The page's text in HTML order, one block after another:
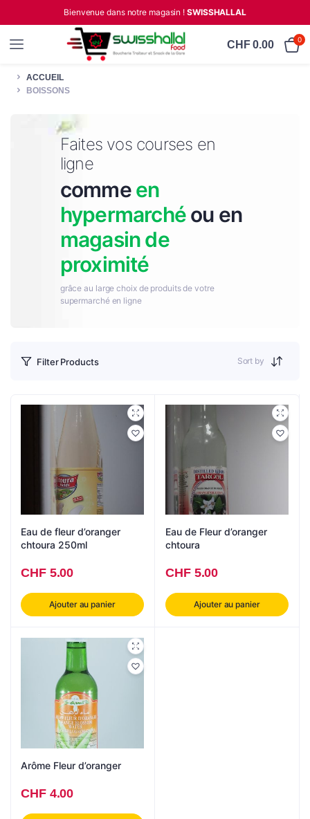
Bienvenue dans notre magasin ! SWISSHALLAL
CHF0.00 0
ACCUEIL
BOISSONS
Faites vos courses en
ligne
commeen
hypermarchéou en
magasin de
proximité
grâce au large choix de produits de votre
supermarché en ligne
Filter Products Sort by
Eau de fleur d’oranger
chtoura 250ml
CHF5.00
Ajouter au panier
Eau de Fleur d’oranger
chtoura
CHF5.00
Ajouter au panier
Arôme Fleur d’oranger
CHF4.00